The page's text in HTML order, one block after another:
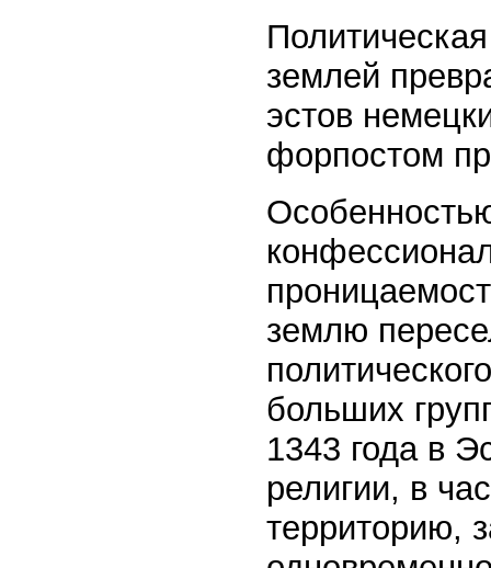
землей
эстов
форпостом
землю
больших
1343 года в
религии, в
территорию,